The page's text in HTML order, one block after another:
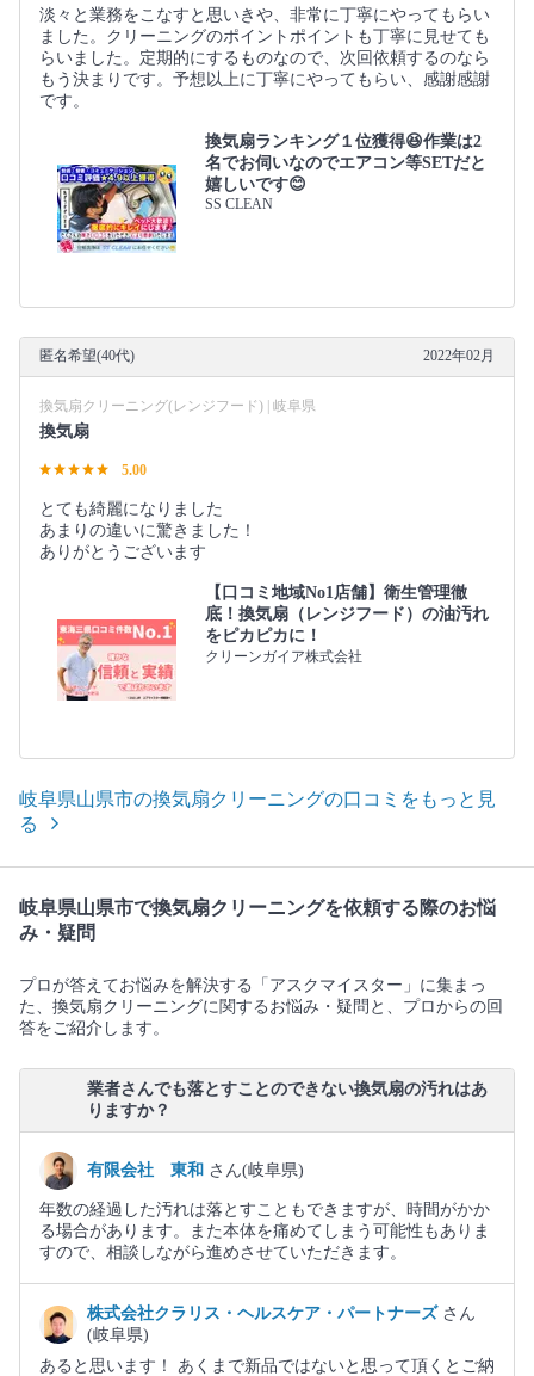
淡々と業務をこなすと思いきや、非常に丁寧にやってもらい
ました。クリーニングのポイントポイントも丁寧に見せても
らいました。定期的にするものなので、次回依頼するのなら
もう決まりです。予想以上に丁寧にやってもらい、感謝感謝
です。
換気扇ランキング１位獲得😆作業は2
名でお伺いなのでエアコン等SETだと
嬉しいです😊
SS CLEAN
匿名希望(40代) 2022年02月
換気扇クリーニング(レンジフード) | 岐阜県
換気扇
5.00
とても綺麗になりました
あまりの違いに驚きました！
ありがとうございます
【口コミ地域No1店舗】衛生管理徹
底！換気扇（レンジフード）の油汚れ
をピカピカに！
クリーンガイア株式会社
岐阜県山県市の換気扇クリーニングの口コミをもっと見
る
岐阜県山県市で換気扇クリーニングを依頼する際のお悩
み・疑問
プロが答えてお悩みを解決する「アスクマイスター」に集まっ
た、換気扇クリーニングに関するお悩み・疑問と、プロからの回
答をご紹介します。
業者さんでも落とすことのできない換気扇の汚れはあ
りますか？
有限会社 東和 さん(岐阜県)
年数の経過した汚れは落とすこともできますが、時間がかか
る場合があります。また本体を痛めてしまう可能性もありま
すので、相談しながら進めさせていただきます。
株式会社クラリス・ヘルスケア・パートナーズ さん
(岐阜県)
あると思います！ あくまで新品ではないと思って頂くとご納